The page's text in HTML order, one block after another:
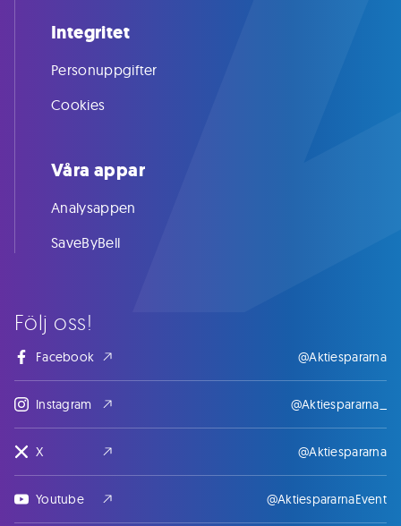
Följ oss!
Facebook @Aktiespararna
Instagram @Aktiespararna_
X @Aktiespararna
Youtube @AktiespararnaEvent
Integritet
Personuppgifter
Cookies
Våra appar
Analysappen
SaveByBell